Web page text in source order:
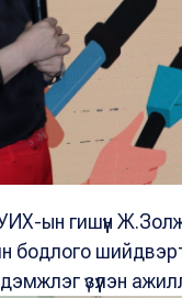
ын гишүүн
бодлого
үзүүлэн